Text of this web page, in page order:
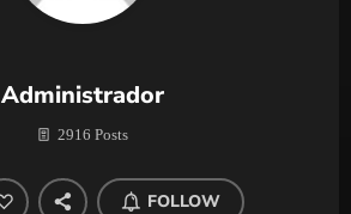
Administrador
2916 Posts
FOLLOW